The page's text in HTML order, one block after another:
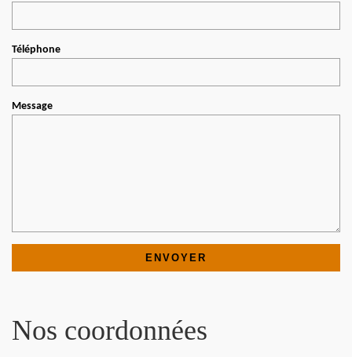
Téléphone
Message
Nos coordonnées